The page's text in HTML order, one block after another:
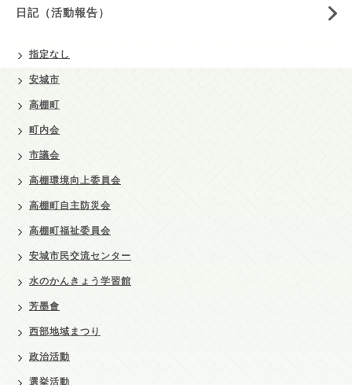
日記（活動報告）
指定なし
安城市
高棚町
町内会
市議会
高棚環境向上委員会
高棚町自主防災会
高棚町福祉委員会
安城市民交流センター
水のかんきょう学習館
芳墨會
西部地域まつり
政治活動
選挙活動